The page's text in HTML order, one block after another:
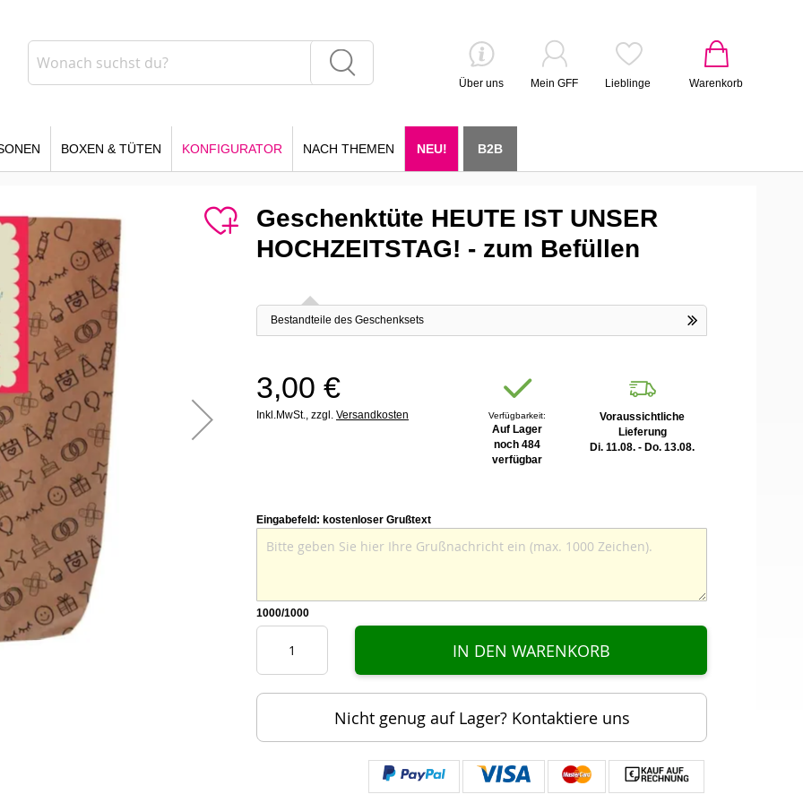
Warenkorb
Über uns Mein GFF Lieblinge
BOXEN & TÜTEN KONFIGURATOR NACH THEMEN NEU! B2B
Geschenktüte HEUTE IST UNSER
HOCHZEITSTAG! - zum Befüllen
Bestandteile des Geschenksets
3,00 €
Inkl.MwSt., zzgl. Versandkosten Verfügbarkeit:
Auf Lager
noch 484
verfügbar
Voraussichtliche
Lieferung
Di. 11.08. - Do. 13.08.
Eingabefeld: kostenloser Grußtext
1000/1000
IN DEN WARENKORB
Nicht genug auf Lager? Kontaktiere uns